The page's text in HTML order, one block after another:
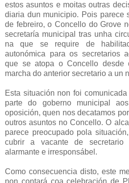
estos asuntos e moitas outras
diaria dun municipio. Pois parece
de febreiro, o Concello do Grove
secretaría municipal tras unha
na que se require de
autonómica para os secretarios
que se atopa o Concello desde
marcha do anterior secretario a un
Esta situación non foi
parte do goberno municipal
oposición, quen nos decatamos
outros asuntos no Concello. O
parece preocupado pola
cubrir a vacante de
alarmante e irresponsábel.
Como consecuencia disto, este
non contará coa celebración de